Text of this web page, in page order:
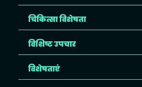
चिकित्सा विशेषता
विशिष्ट उपचार
विशेषताएं